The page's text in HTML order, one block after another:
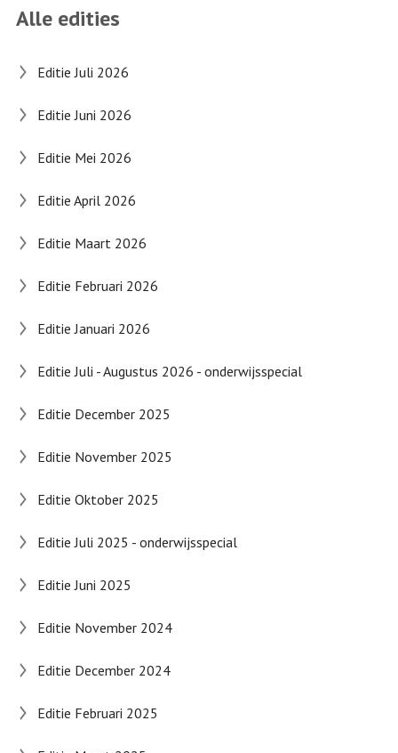
Alle edities
Editie Juli 2026
Editie Juni 2026
Editie Mei 2026
Editie April 2026
Editie Maart 2026
Editie Februari 2026
Editie Januari 2026
Editie Juli - Augustus 2026 - onderwijsspecial
Editie December 2025
Editie November 2025
Editie Oktober 2025
Editie Juli 2025 - onderwijsspecial
Editie Juni 2025
Editie November 2024
Editie December 2024
Editie Februari 2025